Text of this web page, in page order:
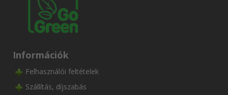
Információk
Felhasználói feltételek
Szállítás, díjszabás